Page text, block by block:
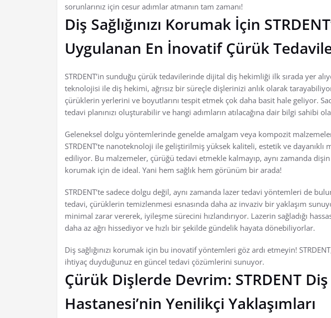
sorunlarınız için cesur adımlar atmanın tam zamanı!
Diş Sağlığınızı Korumak İçin
Uygulanan En İnovatif Çürük
STRDENT’in sunduğu çürük tedavilerinde dijital diş hekimliği ilk sırada yer
teknolojisi ile diş hekimi, ağrısız bir süreçle dişlerinizi anlık olarak
çürüklerin yerlerini ve boyutlarını tespit etmek çok daha basit hale geliyor.
tedavi planınızı oluşturabilir ve hangi adımların atılacağına dair bilgi sahibi
Geleneksel dolgu yöntemlerinde genelde amalgam veya kompozit
STRDENT’te nanoteknoloji ile geliştirilmiş yüksek kaliteli, estetik ve dayanıklı
ediliyor. Bu malzemeler, çürüğü tedavi etmekle kalmayıp, aynı zamanda
korumak için de ideal. Yani hem sağlık hem görünüm bir arada!
STRDENT’te sadece dolgu değil, aynı zamanda lazer tedavi yöntemleri de
tedavi, çürüklerin temizlenmesi esnasında daha az invaziv bir yaklaşım
minimal zarar vererek, iyileşme sürecini hızlandırıyor. Lazerin sağladığı
daha az ağrı hissediyor ve hızlı bir şekilde gündelik hayata dönebiliyorlar.
Diş sağlığınızı korumak için bu inovatif yöntemleri göz ardı etmeyin!
ihtiyaç duyduğunuz en güncel tedavi çözümlerini sunuyor.
Çürük Dişlerde Devrim: STRDENT Diş
Hastanesi’nin Yenilikçi Yaklaşımları